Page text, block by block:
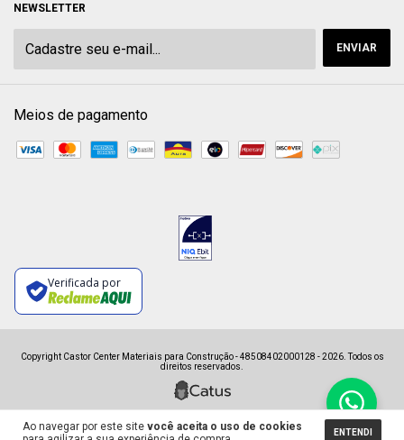
Ao navegar por este site você aceita o uso de cookies
ENTENDI
NEWSLETTER
Meios de pagamento
Verificada por
Copyright Castor Center Materiais para Construção - 48508402000128 - 2026. Todos os
direitos reservados.